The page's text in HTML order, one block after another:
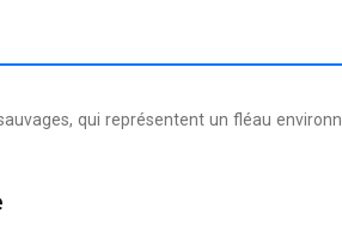
qui représentent un fléau